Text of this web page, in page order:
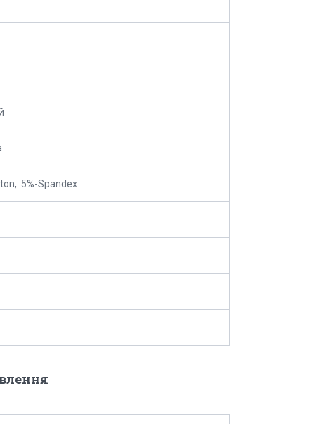
5%-Spandex